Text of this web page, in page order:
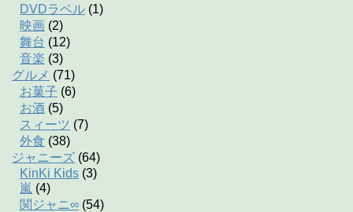
DVDラベル (1)
映画 (2)
舞台 (12)
音楽 (3)
グルメ (71)
お菓子 (6)
お酒 (5)
スィーツ (7)
外食 (38)
ジャニーズ (64)
KinKi Kids (3)
嵐 (4)
関ジャニ∞ (54)